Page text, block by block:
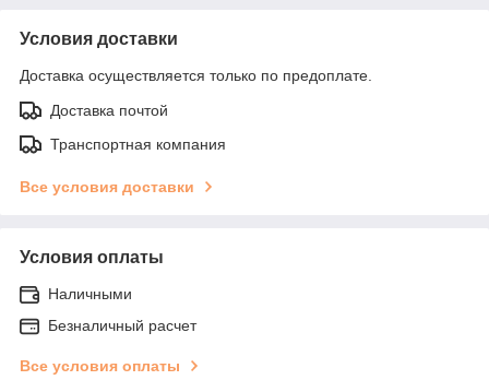
Условия доставки
Доставка осуществляется только по предоплате.
Доставка почтой
Транспортная компания
Все условия доставки
Условия оплаты
Наличными
Безналичный расчет
Все условия оплаты